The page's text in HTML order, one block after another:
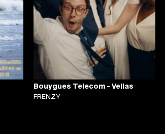
Bouygues Telecom - Vellas
FRENZY